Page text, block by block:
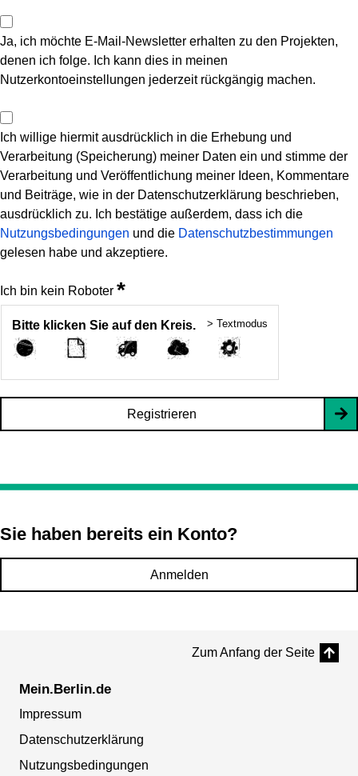
Ja, ich möchte E-Mail-Newsletter erhalten zu den Projekten,
denen ich folge. Ich kann dies in meinen
Nutzerkontoeinstellungen jederzeit rückgängig machen.
Ich willige hiermit ausdrücklich in die Erhebung und
Verarbeitung (Speicherung) meiner Daten ein und stimme der
Verarbeitung und Veröffentlichung meiner Ideen, Kommentare
und Beiträge, wie in der Datenschutzerklärung beschrieben,
ausdrücklich zu. Ich bestätige außerdem, dass ich die
Nutzungsbedingungen und die Datenschutzbestimmungen
gelesen habe und akzeptiere.
Ich bin kein Roboter *
Bitte klicken Sie auf den Kreis. > Textmodus
Registrieren
Sie haben bereits ein Konto?
Anmelden
Zum Anfang der Seite
Mein.Berlin.de
Impressum
Datenschutzerklärung
Nutzungsbedingungen